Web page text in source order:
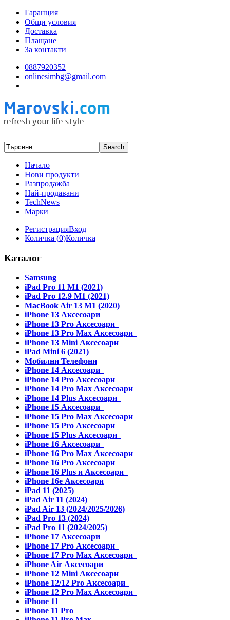
Гаранция
Общи условия
Доставка
Плащане
За контакти
0887920352
onlinesimbg@gmail.com
Начало
Нови продукти
Разпродажба
Най-продавани
TechNews
Марки
РегистрацияВход
Количка (0)Количка
Каталог
Samsung
iPad Pro 11 M1 (2021)
iPad Pro 12.9 M1 (2021)
MacBook Air 13 M1 (2020)
iPhone 13 Аксесоари
iPhone 13 Pro Аксесоари
iPhone 13 Pro Max Аксесоари
iPhone 13 Mini Аксесоари
iPad Mini 6 (2021)
Мобилни Телефони
iPhone 14 Аксесоари
iPhone 14 Pro Аксесоари
iPhone 14 Pro Max Аксесоари
iPhone 14 Plus Аксесоари
iPhone 15 Аксесоари
iPhone 15 Pro Max Аксесоари
iPhone 15 Pro Аксесоари
iPhone 15 Plus Аксесоари
iPhone 16 Аксесоари
iPhone 16 Pro Max Аксесоари
iPhone 16 Pro Аксесоари
iPhone 16 Plus и Аксесоари
iPhone 16e Аксесоари
iPad 11 (2025)
iPad Air 11 (2024)
iPad Air 13 (2024/2025/2026)
iPad Pro 13 (2024)
iPad Pro 11 (2024/2025)
iPhone 17 Аксесоари
iPhone 17 Pro Аксесоари
iPhone 17 Pro Max Аксесоари
iPhone Air Аксесоари
iPhone 12 Mini Аксесоари
iPhone 12/12 Pro Аксесоари
iPhone 12 Pro Max Аксесоари
iPhone 11
iPhone 11 Pro